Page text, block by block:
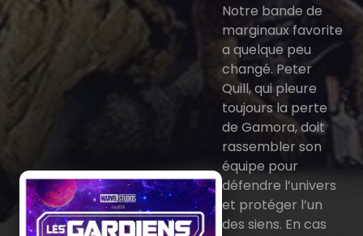
Notre bande de
marginaux favorite
a quelque peu
changé. Peter
Quill, qui pleure
toujours la perte
de Gamora, doit
rassembler son
équipe pour
défendre l’univers
et protéger l’un
des siens. En cas